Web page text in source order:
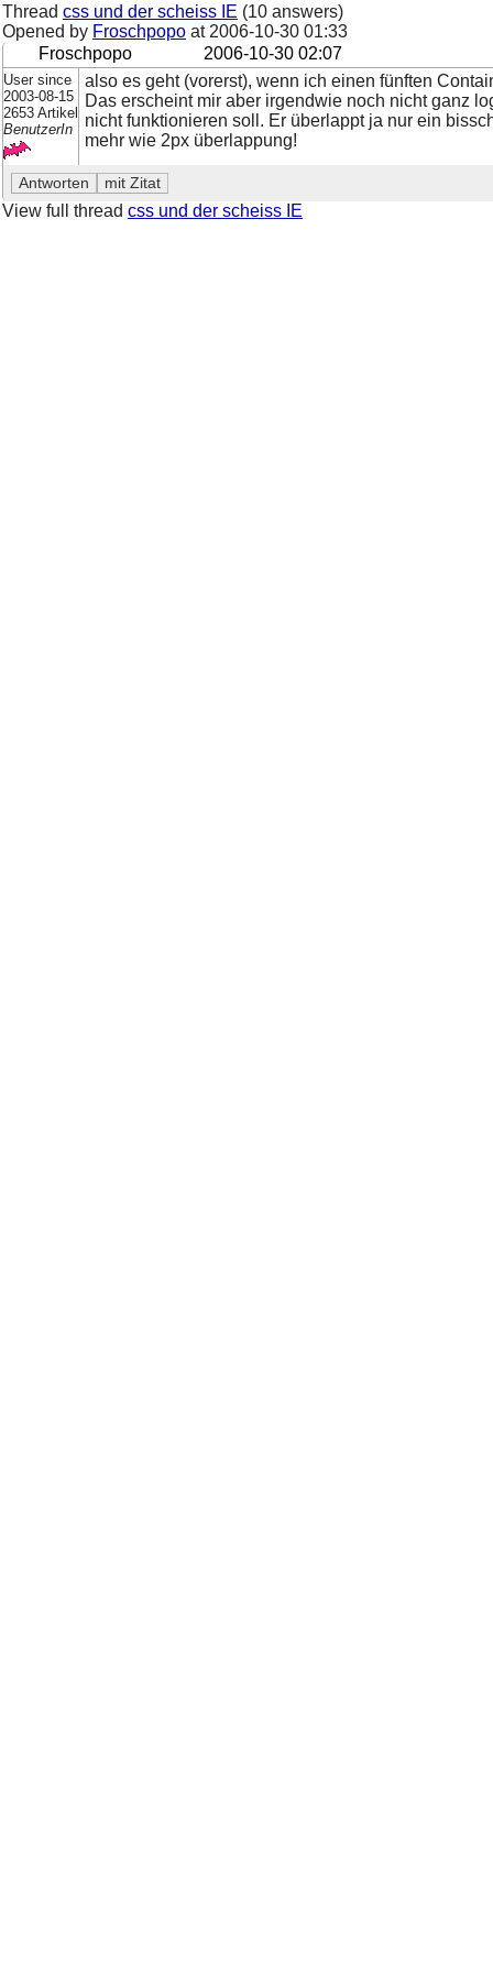
Thread css und der scheiss IE (10 answers)
Opened by Froschpopo at 2006-10-30 01:33
Froschpopo
2006-10-30 02:07
User since
2003-08-15
2653 Artikel
BenutzerIn
also es geht (vorerst), wenn ich einen fünften
Das erscheint mir aber irgendwie noch nicht ganz
nicht funktionieren soll. Er überlappt ja nur ein
mehr wie 2px überlappung!
View full thread css und der scheiss IE